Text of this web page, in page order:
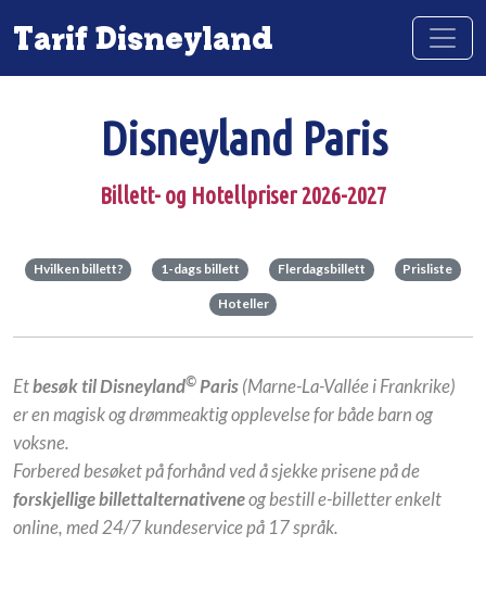
Tarif Disneyland
Disneyland Paris
Billett- og Hotellpriser 2026-2027
Hvilken billett? 1-dags billett Flerdagsbillett Prisliste
Hoteller
Etbesøk til Disneyland© Paris(Marne-La-Vallée i Frankrike)
er en magisk og drømmeaktig opplevelse for både barn og
voksne.
Forbered besøket på forhånd ved å sjekke prisene på de
forskjellige billettalternativeneog bestill e-billetter enkelt
online, med 24/7 kundeservice på 17 språk.